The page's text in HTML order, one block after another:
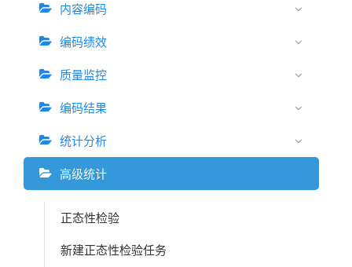
内容编码
编码绩效
质量监控
编码结果
统计分析
高级统计
正态性检验
新建正态性检验任务